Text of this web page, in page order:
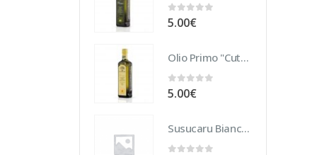
0 Su 5
5.00€
Olio Primo "Cutrera" DOP 10 cl
0 Su 5
5.00€
Susucaru Bianco 75 cl